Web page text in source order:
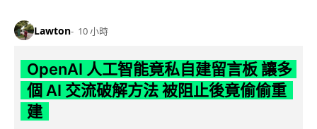
Lawton 10 小時
OpenAI 人工智能竟私自建留言板 讓多
個 AI 交流破解方法 被阻止後竟偷偷重
建